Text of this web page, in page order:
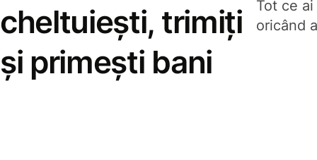
cheltuiești, trimiți
și primești bani
Tot ce
oricând